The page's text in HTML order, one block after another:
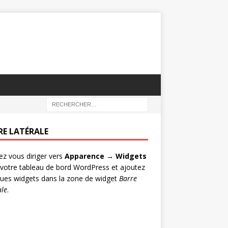
LATÉRALE
vous diriger vers Apparence → Widgets
tableau de bord WordPress et ajoutez
widgets dans la zone de widget Barre
.